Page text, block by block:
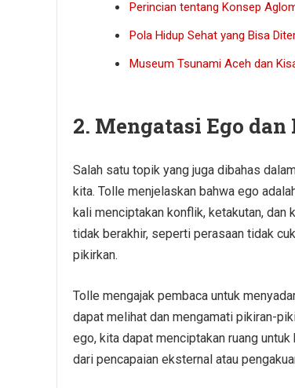
Perincian tentang Konsep
Pola Hidup Sehat yang Bisa
Museum Tsunami Aceh dan
2. Mengatasi Ego
Salah satu topik yang juga dibahas
kita. Tolle menjelaskan bahwa ego
kali menciptakan konflik, ketakutan,
tidak berakhir, seperti perasaan tidak
pikirkan.
Tolle mengajak pembaca untuk
dapat melihat dan mengamati pikiran-
ego, kita dapat menciptakan ruang
dari pencapaian eksternal atau